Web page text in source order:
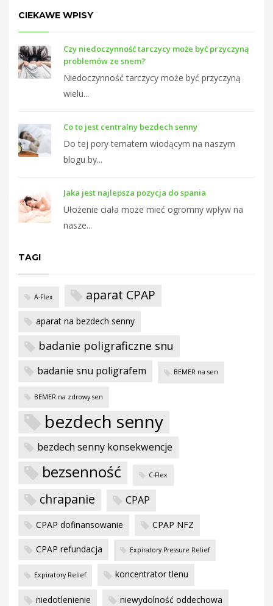
CIEKAWE WPISY
Czy niedoczynność tarczycy może być przyczyną
problemów ze snem?
Niedoczynność tarczycy może być przyczyną
wielu...
Co to jest centralny bezdech senny
Do tej pory tematem wiodącym na naszym
blogu by...
Jaka jest najlepsza pozycja do spania
Ułożenie ciała może mieć ogromny wpływ na
nasze...
TAGI
A-Flex aparat CPAP
aparat na bezdech senny
badanie poligraficzne snu
badanie snu poligrafem BEMER na sen
BEMER na zdrowy sen
bezdech senny
bezdech senny konsekwencje
bezsenność C-Flex
chrapanie CPAP
CPAP dofinansowanie CPAP NFZ
CPAP refundacja Expiratory Pressure Relief
Expiratory Relief koncentrator tlenu
niedotlenienie niewydolność oddechowa